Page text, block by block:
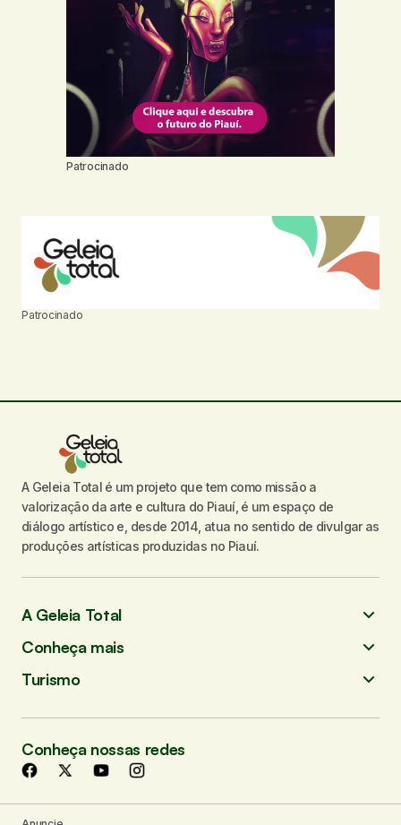
Patrocinado
Patrocinado
A Geleia Total é um projeto que tem como missão a
valorização da arte e cultura do Piauí, é um espaço de
diálogo artístico e, desde 2014, atua no sentido de divulgar as
produções artísticas produzidas no Piauí.
A Geleia Total
Conheça mais
Turismo
Conheça nossas redes